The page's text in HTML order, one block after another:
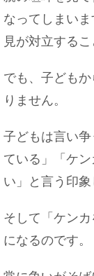
なってしまい
見が対立するこ
でも、子ども
りません。
子どもは言い
ている」「ケ
い」と言う印象
そして「ケン
になるのです。